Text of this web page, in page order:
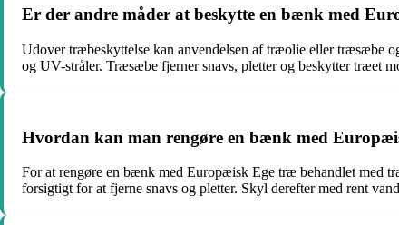
Er der andre måder at beskytte en bænk med
Udover træbeskyttelse kan anvendelsen af træolie eller træsæbe
og UV-stråler. Træsæbe fjerner snavs, pletter og beskytter træet
Hvordan kan man rengøre en bænk med
For at rengøre en bænk med Europæisk Ege træ behandlet med
forsigtigt for at fjerne snavs og pletter. Skyl derefter med rent